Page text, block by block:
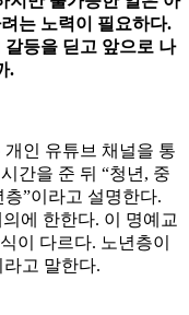
는 노력이 필요하다.
등을 딛고 앞으로 나
.
인 유튜브 채널을 통
간을 준 뒤 “청년, 중
”이라고 설명한다.
에 한한다. 이 명예교
이 다르다. 노년층이
고 말한다.